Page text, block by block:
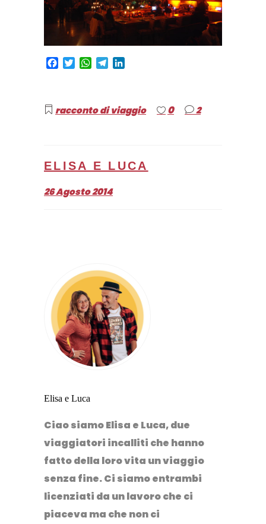
Facebook
TwitterWhatsApp
Telegram
racconto di viaggio 0 2
ELISA E LUCA
26 Agosto 2014
Elisa e Luca
Ciao siamo Elisa e Luca, due
viaggiatori incalliti che hanno
fatto della loro vita un viaggio
senza fine. Ci siamo entrambi
licenziati da un lavoro che ci
piaceva ma che non ci